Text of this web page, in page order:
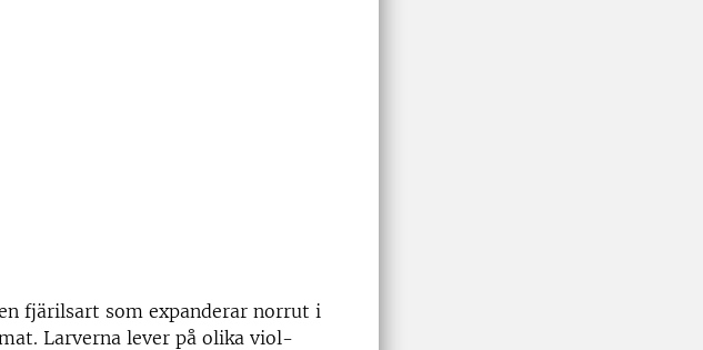
fjärilsart som expanderar norrut i
Larverna lever på olika viol-